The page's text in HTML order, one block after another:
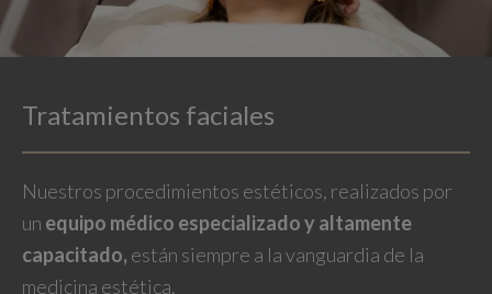
Tratamientos faciales
Nuestros procedimientos estéticos, realizados por
un equipo médico especializado y altamente
capacitado, están siempre a la vanguardia de la
medicina estética.